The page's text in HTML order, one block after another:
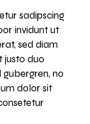
sadipscing
invidunt ut
sed diam
justo duo
no
dolor sit